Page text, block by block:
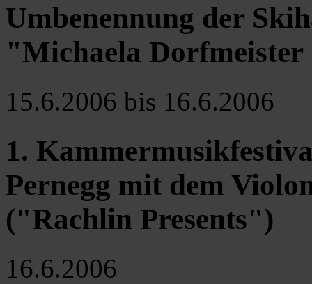
Umbenennung der
"Michaela
15.6.2006 bis 16.6.2006
1.
Pernegg mit dem
("Rachlin Presents")
16.6.2006